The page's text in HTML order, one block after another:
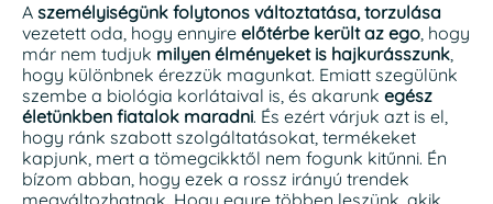
A személyiségünk folytonos változtatása, torzulása
vezetett oda, hogy ennyire előtérbe került az ego, hogy
már nem tudjuk milyen élményeket is hajkurásszunk,
hogy különbnek érezzük magunkat. Emiatt szegülünk
szembe a biológia korlátaival is, és akarunk egész
életünkben fiatalok maradni. És ezért várjuk azt is el,
hogy ránk szabott szolgáltatásokat, termékeket
kapjunk, mert a tömegcikktől nem fogunk kitűnni. Én
bízom abban, hogy ezek a rossz irányú trendek